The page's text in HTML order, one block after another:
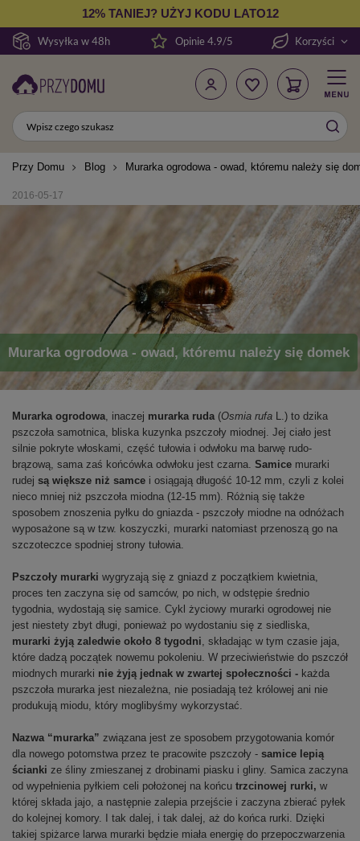
Wysyłka w 48h
12% TANIEJ? UŻYJ KODU LATO12
Opinie 4.9/5 Korzyści
Przy Domu Blog Murarka ogrodowa - owad, któremu należy się
2016-05-17
Murarka ogrodowa - owad, któremu należy się domek
Murarka ogrodowa , inaczej murarka ruda (Osmia rufa L.) to dzika
pszczoła samotnica, bliska kuzynka pszczoły miodnej. Jej ciało jest
silnie pokryte włoskami, część tułowia i odwłoku ma barwę rudo-
brązową, sama zaś końcówka odwłoku jest czarna. Samice murarki
rudej są większe niż samce i osiągają długość 10-12 mm, czyli z kolei
nieco mniej niż pszczoła miodna (12-15 mm). Różnią się także
sposobem znoszenia pyłku do gniazda - pszczoły miodne na odnóżach
wyposażone są w tzw. koszyczki, murarki natomiast przenoszą go na
szczoteczce spodniej strony tułowia.
Pszczoły murarki wygryzają się z gniazd z początkiem kwietnia,
proces ten zaczyna się od samców, po nich, w odstępie średnio
tygodnia, wydostają się samice. Cykl życiowy murarki ogrodowej nie
jest niestety zbyt długi, ponieważ po wydostaniu się z siedliska,
murarki żyją zaledwie około 8 tygodni , składając w tym czasie jaja,
które dadzą początek nowemu pokoleniu. W przeciwieństwie do pszczół
miodnych murarki nie żyją jednak w zwartej społeczności - każda
pszczoła murarka jest niezależna, nie posiadają też królowej ani nie
produkują miodu, który moglibyśmy wykorzystać.
Nazwa “murarka” związana jest ze sposobem przygotowania komór
dla nowego potomstwa przez te pracowite pszczoły - samice lepią
ścianki ze śliny zmieszanej z drobinami piasku i gliny. Samica zaczyna
od wypełnienia pyłkiem celi położonej na końcu trzcinowej rurki, w
której składa jajo, a następnie zalepia przejście i zaczyna zbierać pyłek
do kolejnej komory. I tak dalej, i tak dalej, aż do końca rurki. Dzięki
takiej spiżarce larwa murarki będzie miała energię do przepoczwarzenia